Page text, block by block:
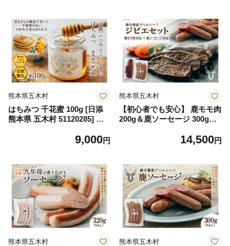
熊本県五木村
はちみつ 千花蜜 100g [日添
熊本県 五木村 51120285] ふ
存料不使用 天然 天然蜂蜜
9,000円
熊本県五木村
【初心者でも安心】 鹿モモ肉
200g＆鹿ソーセージ 300gの
木村 51120302] 鹿肉 シカ肉
ージ 鹿ソーセージ 熊本県 五
木村 特産
14,500円
熊本県五木村 熊本県五木村